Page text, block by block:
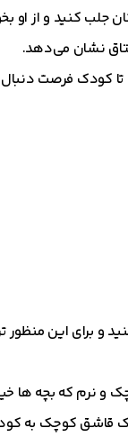
جلب کنید و از
نشان می‌دهد.
کودک فرصت
برای این منظور
و نرم که بچه
قاشق کوچک به